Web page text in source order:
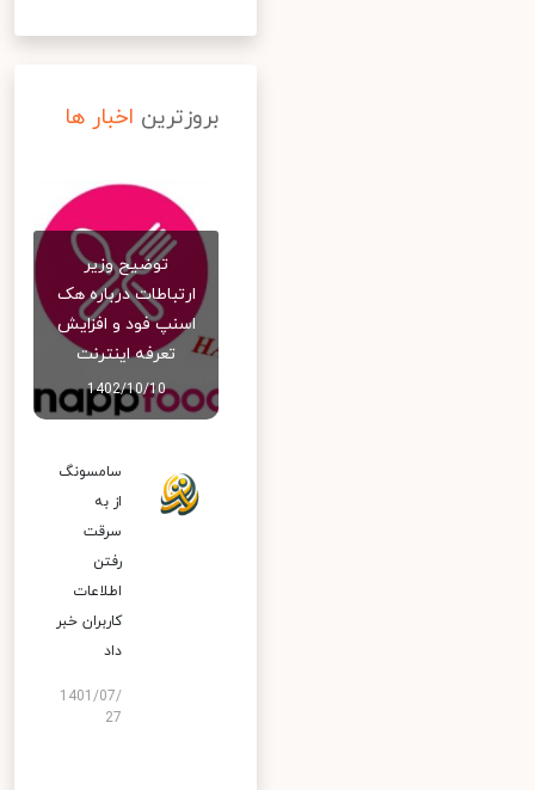
بروزترین اخبار ها
توضیح وزیر
ارتباطات درباره هک
اسنپ‌ فود و افزایش
تعرفه اینترنت
1402/10/10
سامسونگ
از به
سرقت
رفتن
اطلاعات
کاربران خبر
داد
1401/07/
27